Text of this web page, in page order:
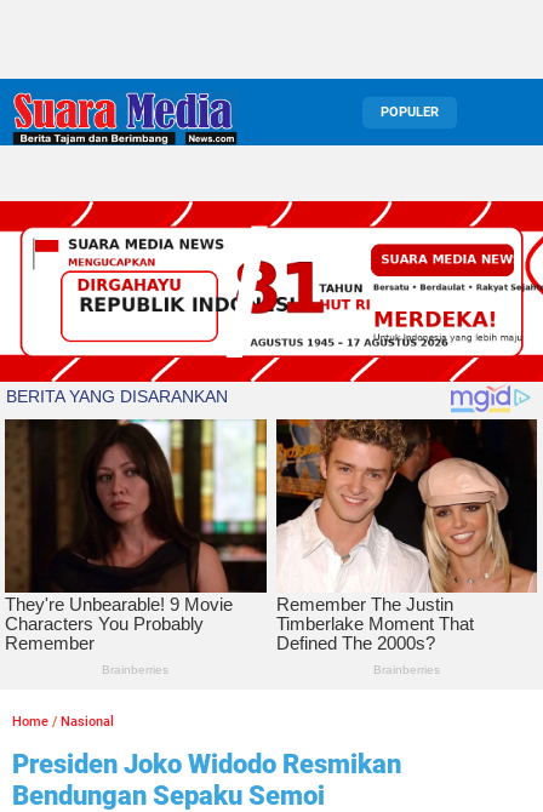
POPULER
Home / Nasional
Presiden Joko Widodo Resmikan
Bendungan Sepaku Semoi